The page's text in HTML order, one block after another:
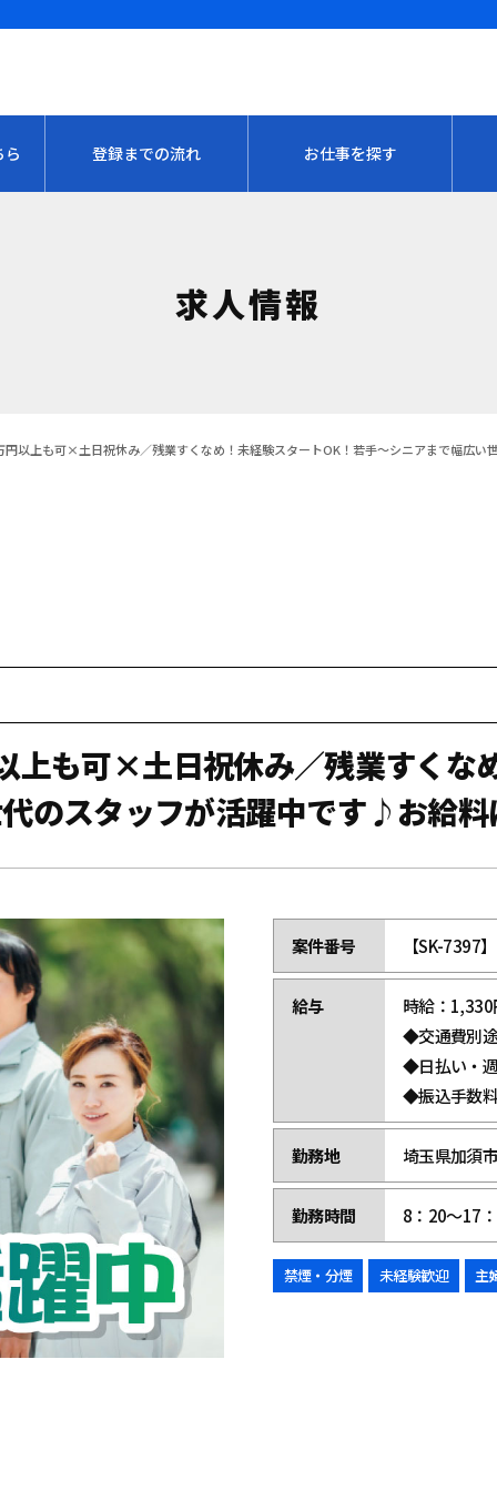
登録までの流れ お仕事を探す
求人情報
円以上も可×土日祝休み／残業すくなめ！未経験スタートOK！若手～シニアまで幅広
上も可×土日祝休み／残業すくな
のスタッフが活躍中です♪お給
案件番号 【SK-7397】
給与
時給：1,330
◆交通費別
◆日払い・
◆振込手数
勤務地 埼玉県加須
勤務時間 8：20～17
禁煙・分煙 未経験歓迎 主